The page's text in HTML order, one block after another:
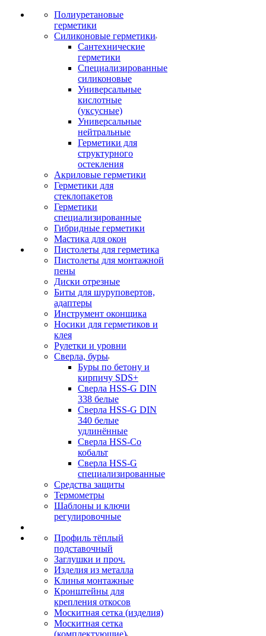
Полиуретановые
герметики
Силиконовые герметики
Сантехнические
герметики
Специализированные
силиконовые
Универсальные
кислотные
(уксусные)
Универсальные
нейтральные
Герметики для
структурного
остекления
Акриловые герметики
Герметики для
стеклопакетов
Герметики
специализированные
Гибридные герметики
Мастика для окон
Пистолеты для герметика
Пистолеты для монтажной
пены
Диски отрезные
Биты для шуруповертов,
адаптеры
Инструмент оконщика
Носики для герметиков и
клея
Рулетки и уровни
Сверла, буры
Буры по бетону и
кирпичу SDS+
Сверла HSS-G DIN
338 белые
Сверла HSS-G DIN
340 белые
удлинённые
Сверла HSS-Co
кобальт
Сверла HSS-G
специализированные
Средства защиты
Термометры
Шаблоны и ключи
регулировочные
Профиль тёплый
подставочный
Заглушки и проч.
Изделия из металла
Клинья монтажные
Кронштейны для
крепления откосов
Москитная сетка (изделия)
Москитная сетка
(комплектующие)